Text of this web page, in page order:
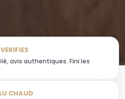
avis authentiques. Fini les
CHAUD